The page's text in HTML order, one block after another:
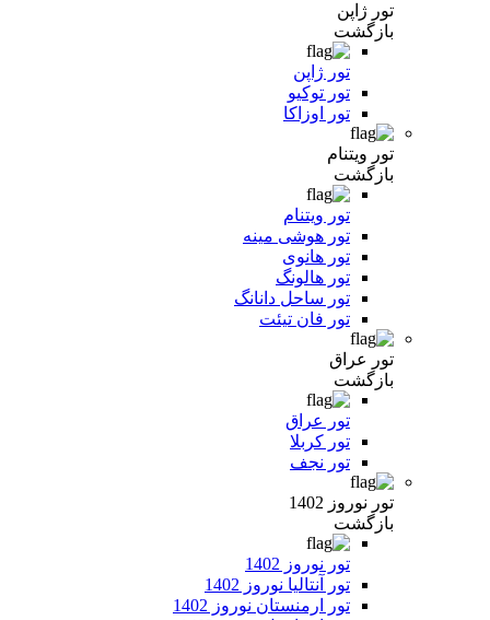
تور ژاپن
بازگشت
تور ژاپن
تور توکیو
تور اوزاکا
تور ویتنام
بازگشت
تور ویتنام
تور هوشی مینه
تور هانوی
تور هالونگ
تور ساحل دانانگ
تور فان تیئت
تور عراق
بازگشت
تور عراق
تور کربلا
تور نجف
تور نوروز 1402
بازگشت
تور نوروز 1402
تور آنتالیا نوروز 1402
تور ارمنستان نوروز 1402